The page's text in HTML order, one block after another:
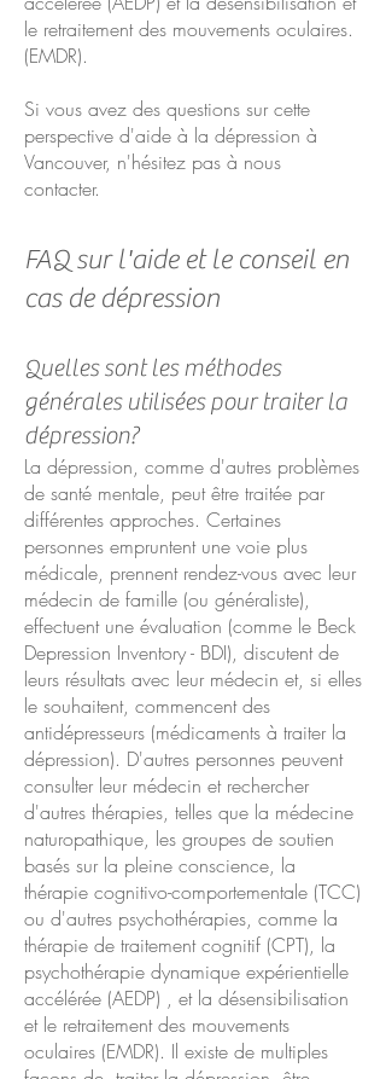
le retraitement des mouvements oculaires.
(EMDR).
Si vous avez des questions sur cette
perspective d'aide à la dépression à
Vancouver, n'hésitez pas à nous
contacter.
FAQ sur l'aide et le conseil en
cas de dépression
Quelles sont les méthodes
générales utilisées pour traiter la
dépression?
La dépression, comme d'autres problèmes
de santé mentale, peut être traitée par
différentes approches. Certaines
personnes empruntent une voie plus
médicale, prennent rendez-vous avec leur
médecin de famille (ou généraliste),
effectuent une évaluation (comme le Beck
Depression Inventory - BDI), discutent de
leurs résultats avec leur médecin et, si elles
le souhaitent, commencent des
antidépresseurs (médicaments à traiter la
dépression). D'autres personnes peuvent
consulter leur médecin et rechercher
d'autres thérapies, telles que la médecine
naturopathique, les groupes de soutien
basés sur la pleine conscience, la
thérapie cognitivo-comportementale (TCC)
ou d'autres psychothérapies, comme la
thérapie de traitement cognitif (CPT), la
psychothérapie dynamique expérientielle
accélérée (AEDP) , et la désensibilisation
et le retraitement des mouvements
oculaires (EMDR). Il existe de multiples